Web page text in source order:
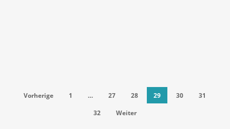
Vorherige 1 … 27 28 29 30
31
32
Weiter